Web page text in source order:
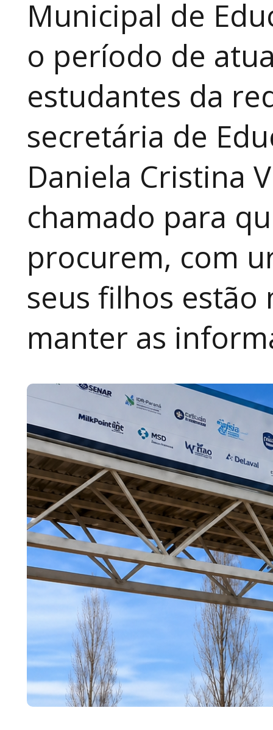
Municipal de
o período de
estudantes da
secretária de
Daniela Cristina
chamado para
procurem, com
seus filhos
manter as